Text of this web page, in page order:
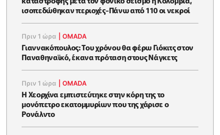
ισοπεδώθηκαν περιοχές-Πάνω από 110 οι νεκροί
Πριν 1 ώρα |OMADA
Γιαννακόπουλος: Του χρόνου θα φέρω Γιόκιτς στον
Παναθηναϊκό, έκανα πρόταση στους Νάγκετς
Πριν 1 ώρα |OMADA
Η Χεορχίνα εμπιστεύτηκε στην κόρη της το
μονόπετρο εκατομμυρίων που της χάρισε ο
Ρονάλντο